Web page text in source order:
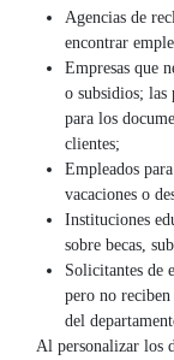
Agencias de
encontrar
Empresas que
o subsidios; las
para los
clientes;
Empleados
vacaciones o
Instituciones
sobre becas,
Solicitantes de
pero no
del
Al personalizar los